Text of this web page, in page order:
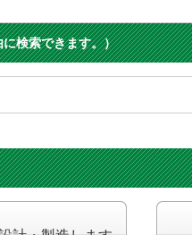
検索できます。）